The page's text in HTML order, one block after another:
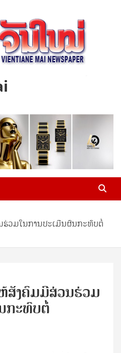
ຮ່ວມໃນການປະເມີນຜົນກະທົບຕໍ່
ຫ້ສັງຄົມມີສ່ວນຮ່ວມ
ກະທົບຕໍ່